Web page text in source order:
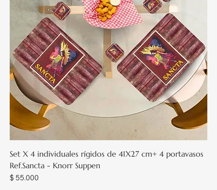
Set X 4 individuales rígidos de 41X27 cm+ 4 portavasos
Ref.Sancta - Knorr Suppen
Precio
$ 55.000